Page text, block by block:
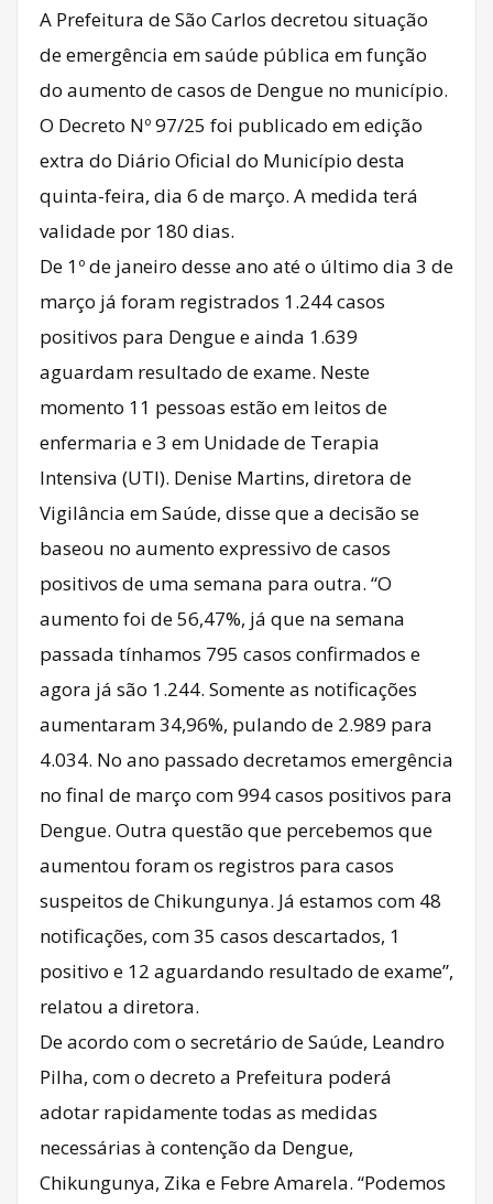
A Prefeitura de São Carlos decretou situação
de emergência em saúde pública em função
do aumento de casos de Dengue no município.
O Decreto Nº 97/25 foi publicado em edição
extra do Diário Oficial do Município desta
quinta-feira, dia 6 de março. A medida terá
validade por 180 dias.
De 1º de janeiro desse ano até o último dia 3 de
março já foram registrados 1.244 casos
positivos para Dengue e ainda 1.639
aguardam resultado de exame. Neste
momento 11 pessoas estão em leitos de
enfermaria e 3 em Unidade de Terapia
Intensiva (UTI). Denise Martins, diretora de
Vigilância em Saúde, disse que a decisão se
baseou no aumento expressivo de casos
positivos de uma semana para outra. “O
aumento foi de 56,47%, já que na semana
passada tínhamos 795 casos confirmados e
agora já são 1.244. Somente as notificações
aumentaram 34,96%, pulando de 2.989 para
4.034. No ano passado decretamos emergência
no final de março com 994 casos positivos para
Dengue. Outra questão que percebemos que
aumentou foram os registros para casos
suspeitos de Chikungunya. Já estamos com 48
notificações, com 35 casos descartados, 1
positivo e 12 aguardando resultado de exame”,
relatou a diretora.
De acordo com o secretário de Saúde, Leandro
Pilha, com o decreto a Prefeitura poderá
adotar rapidamente todas as medidas
necessárias à contenção da Dengue,
Chikungunya, Zika e Febre Amarela. “Podemos